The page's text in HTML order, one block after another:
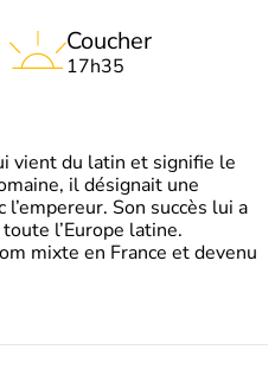
Coucher
17h35
vient du latin et signifie le
il désignait une
l’empereur. Son succès lui a
l’Europe latine.
mixte en France et devenu